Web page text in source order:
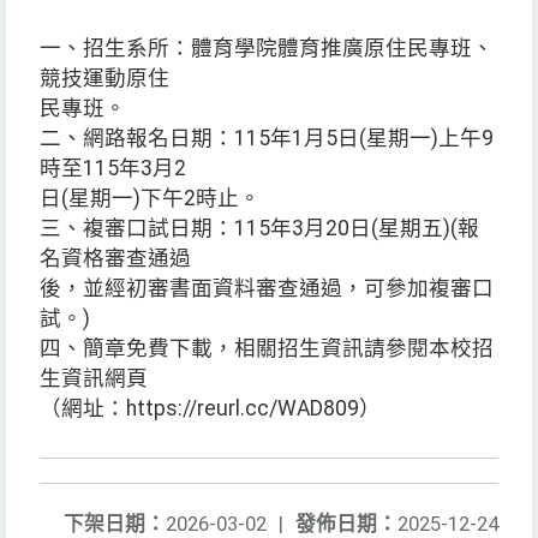
一、招生系所：體育學院體育推廣原住民專班、
競技運動原住
民專班。
二、網路報名日期：115年1月5日(星期一)上午9
時至115年3月2
日(星期一)下午2時止。
三、複審口試日期：115年3月20日(星期五)(報
名資格審查通過
後，並經初審書面資料審查通過，可參加複審口
試。)
四、簡章免費下載，相關招生資訊請參閱本校招
生資訊網頁
（網址：https://reurl.cc/WAD809）
發佈日期： 2025-12-24
下架日期： 2026-03-02 |